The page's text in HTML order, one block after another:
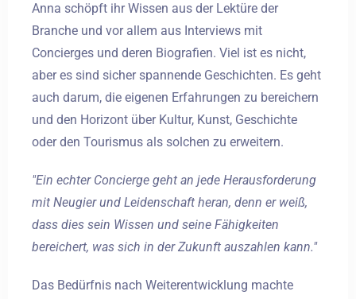
Anna schöpft ihr Wissen aus der Lektüre der
Branche und vor allem aus Interviews mit
Concierges und deren Biografien. Viel ist es nicht,
aber es sind sicher spannende Geschichten. Es geht
auch darum, die eigenen Erfahrungen zu bereichern
und den Horizont über Kultur, Kunst, Geschichte
oder den Tourismus als solchen zu erweitern.
"Ein echter Concierge geht an jede Herausforderung
mit Neugier und Leidenschaft heran, denn er weiß,
dass dies sein Wissen und seine Fähigkeiten
bereichert, was sich in der Zukunft auszahlen kann."
Das Bedürfnis nach Weiterentwicklung machte
SUCHE